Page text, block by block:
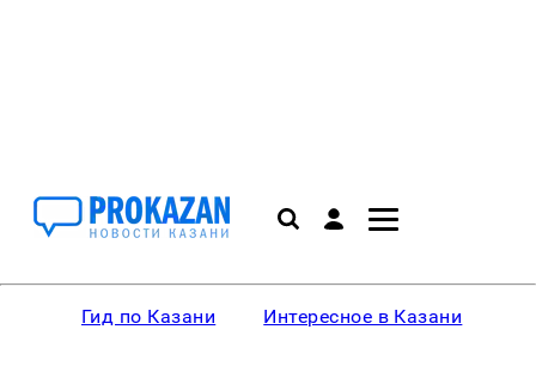
Гид по Казани Интересное в Казани